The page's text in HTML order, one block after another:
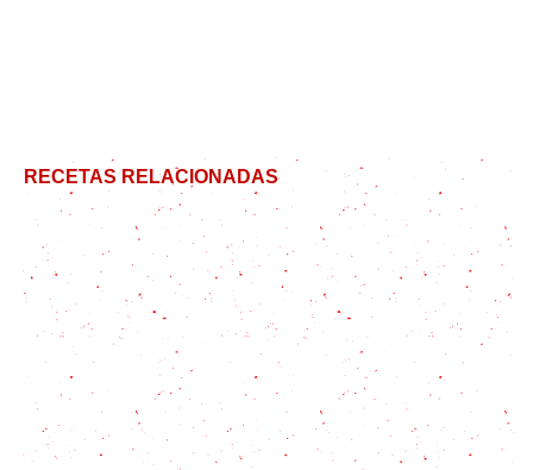
RECETAS RELACIONADAS
Ramen Casero: La Mejor Receta para Viajar a Japón
Desde tu Cocina
Sopa de Tomate: receta y 4 trucos para que quede
pipí cucú
Sopa fría de remolacha: fresca y liviana!